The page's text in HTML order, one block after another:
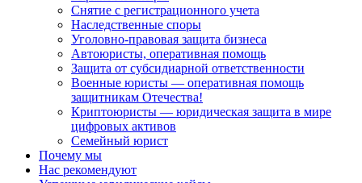
Снятие с регистрационного учета
Наследственные споры
Уголовно-правовая защита бизнеса
Автоюристы, оперативная помощь
Защита от субсидиарной ответственности
Военные юристы — оперативная помощь
защитникам Отечества!
Криптоюристы — юридическая защита в мире
цифровых активов
Семейный юрист
Почему мы
Нас рекомендуют